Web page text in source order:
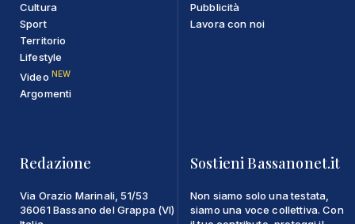
Cultura
Sport
Territorio
Lifestyle
Video NEW
Argomenti
Pubblicità
Lavora con noi
Redazione
Via Orazio Marinali, 51/53
36061 Bassano del Grappa (VI)
Sostieni Bassanonet.it
Non siamo solo una testata,
siamo una voce collettiva. Con